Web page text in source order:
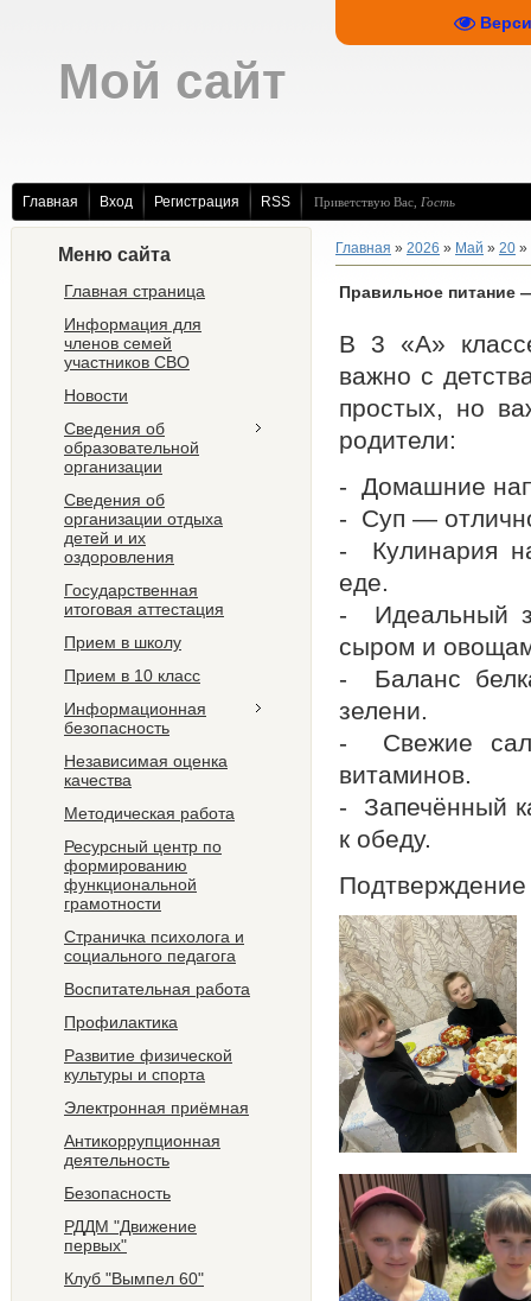
Мой сайт
Главная Вход Регистрация RSS Приветствую Вас Гость
Меню сайта
Главная страница
Информация для
членов семей
участников СВО
Новости
Сведения об
образовательной
организации
Сведения об
организации отдыха
детей и их
оздоровления
Государственная
итоговая аттестация
Прием в школу
Прием в 10 класс
Информационная
безопасность
Независимая оценка
качества
Методическая работа
Ресурсный центр по
формированию
функциональной
грамотности
Страничка психолога и
социального педагога
Воспитательная работа
Профилактика
Развитие физической
культуры и спорта
Электронная приёмная
Антикоррупционная
деятельность
Безопасность
РДДМ "Движение
первых"
Клуб "Вымпел 60"
Главная » 2026 » Май » 20 »
Правильное питание
В 3 «А»
важно с
простых, но
родители:
- Домашние
- Суп —
- Кулинария
еде.
- Идеальный
сыром и
- Баланс
зелени.
- Свежие
витаминов.
- Запечённый
к обеду.